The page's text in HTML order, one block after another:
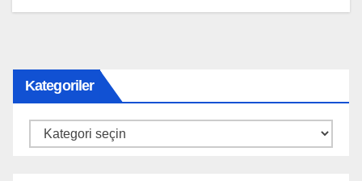
Kategoriler
Kategoriler